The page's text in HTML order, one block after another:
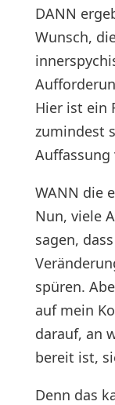
DANN
Wunsch,
Hier ist ein
zumindest
WANN die
Nun, viele
sagen,
spüren.
auf mein
darauf, an
bereit ist,
Denn das